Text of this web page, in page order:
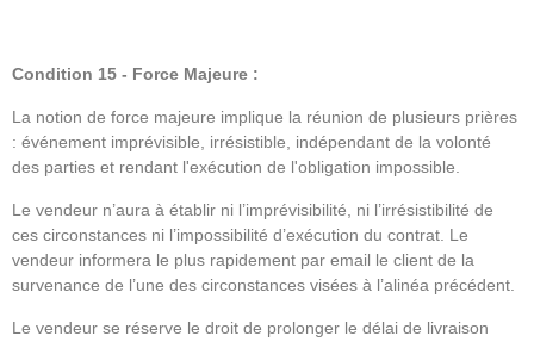
Condition 15 - Force Majeure :
La notion de force majeure implique la réunion de plusieurs prières
: événement imprévisible, irrésistible, indépendant de la volonté
des parties et rendant l'exécution de l'obligation impossible.
Le vendeur n’aura à établir ni l’imprévisibilité, ni l’irrésistibilité de
ces circonstances ni l’impossibilité d’exécution du contrat. Le
vendeur informera le plus rapidement par email le client de la
survenance de l’une des circonstances visées à l’alinéa précédent.
Le vendeur se réserve le droit de prolonger le délai de livraison